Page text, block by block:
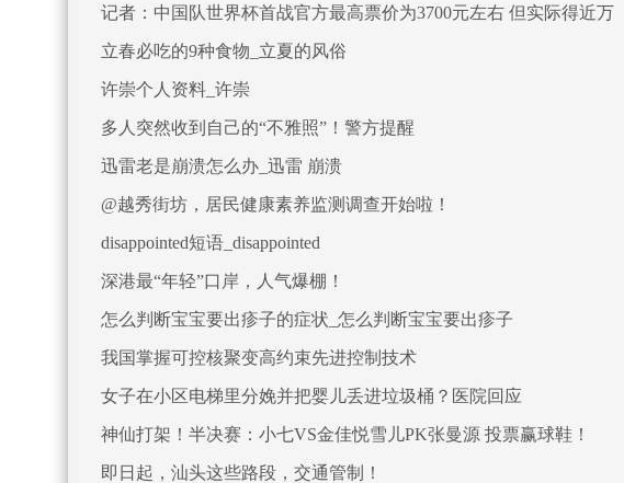
记者：中国队世界杯首战官方最高票价为3700元左右 但实际得近万
立春必吃的9种食物_立夏的风俗
许崇个人资料_许崇
多人突然收到自己的“不雅照”！警方提醒
迅雷老是崩溃怎么办_迅雷 崩溃
@越秀街坊，居民健康素养监测调查开始啦！
disappointed短语_disappointed
深港最“年轻”口岸，人气爆棚！
怎么判断宝宝要出疹子的症状_怎么判断宝宝要出疹子
我国掌握可控核聚变高约束先进控制技术
女子在小区电梯里分娩并把婴儿丢进垃圾桶？医院回应
神仙打架！半决赛：小七VS金佳悦雪儿PK张曼源 投票赢球鞋！
即日起，汕头这些路段，交通管制！